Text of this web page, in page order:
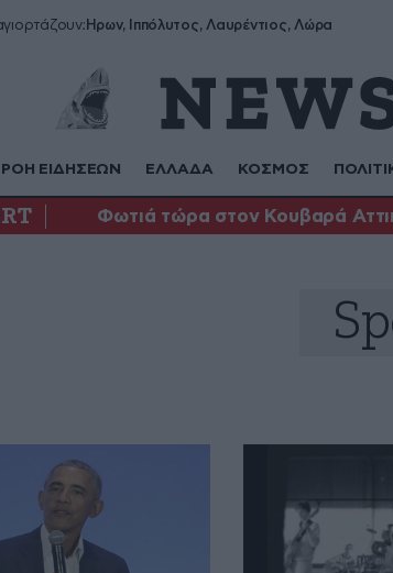
γιορτάζουν: Ήρων, Ιππόλυτος, Λαυρέντιος, Λώρα
ΡΟΗ ΕΙΔΗΣΕΩΝ ΕΛΛΑΔΑ ΚΟΣΜΟΣ
Φωτιά τώρα στον Κουβαρά